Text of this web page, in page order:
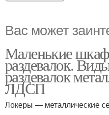
Вас может
Маленькие
раздевалок.
раздевалок
ЛДСП
Локеры — металлические